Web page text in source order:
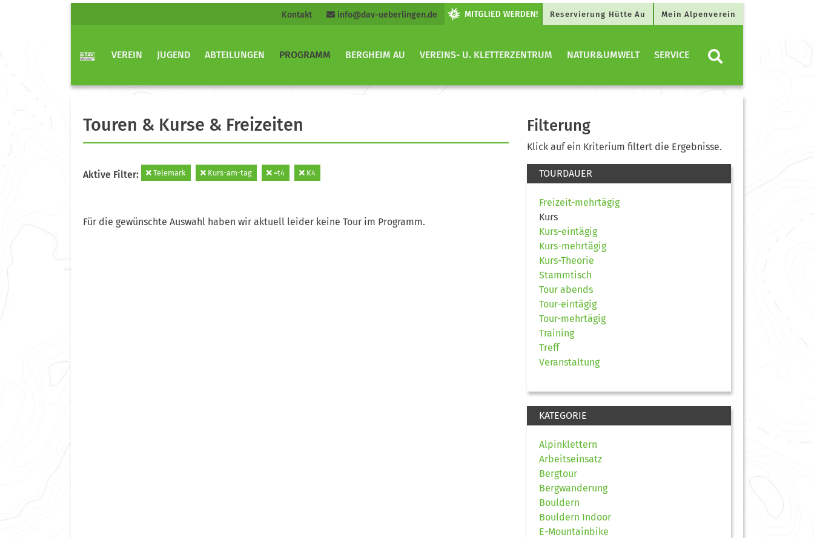
Kontakt info@dav-ueberlingen.de Reservierung Hütte Au Mein Alpenverein
VEREIN JUGEND ABTEILUNGEN PROGRAMM BERGHEIM AU VEREINS- U. KLETTERZENTRUM NATUR&UMWELT SERVICE
Touren & Kurse & Freizeiten
Aktive Filter: Telemark Kurs-am-tag =t4 K4
Für die gewünschte Auswahl haben wir aktuell leider keine Tour im Programm.
Filterung
Klick auf ein Kriterium filtert die Ergebnisse.
TOURDAUER
Freizeit-mehrtägig
Kurs
Kurs-eintägig
Kurs-mehrtägig
Kurs-Theorie
Stammtisch
Tour abends
Tour-eintägig
Tour-mehrtägig
Training
Treff
Veranstaltung
KATEGORIE
Alpinklettern
Arbeitseinsatz
Bergtour
Bergwanderung
Bouldern
Bouldern Indoor
E-Mountainbike